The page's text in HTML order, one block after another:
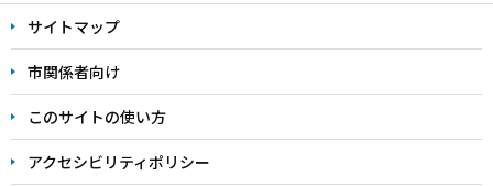
文
こ
こ
ま
で
サイトマップ
市関係者向け
このサイトの使い方
アクセシビリティポリシー